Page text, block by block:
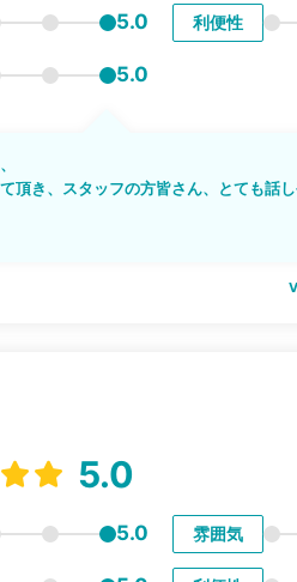
5.0 利便性
5.0
頂き、スタッフの方皆さん、とても話
5.0
5.0 雰囲気